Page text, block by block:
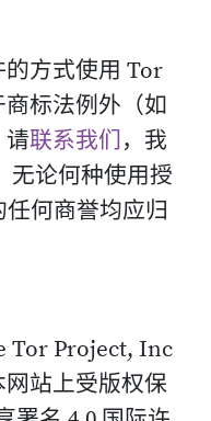
方式使用 Tor
标法例外（如
请联系我们，我
无论何种使用授
何商誉均应归
Tor Project, Inc
站上受版权保